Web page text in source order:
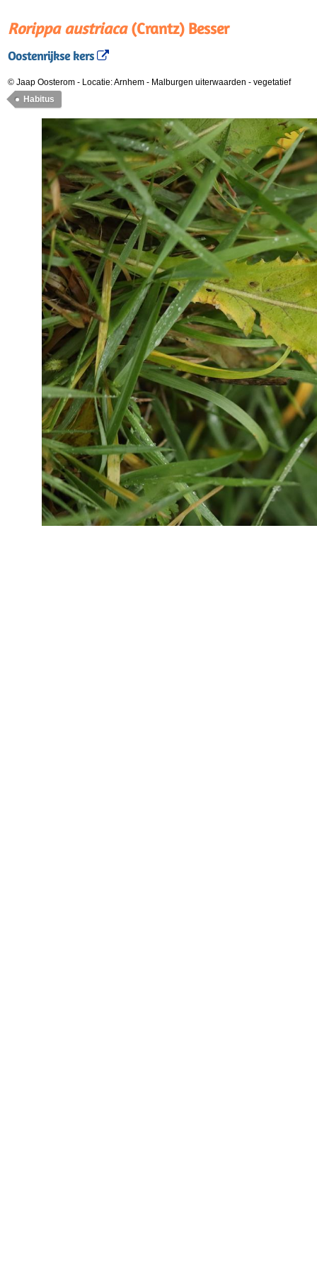
Rorippa austriaca(Crantz) Besser
Oostenrijkse kers
© Jaap Oosterom - Locatie: Arnhem - Malburgen uiterwaarden - vegetatief
Habitus